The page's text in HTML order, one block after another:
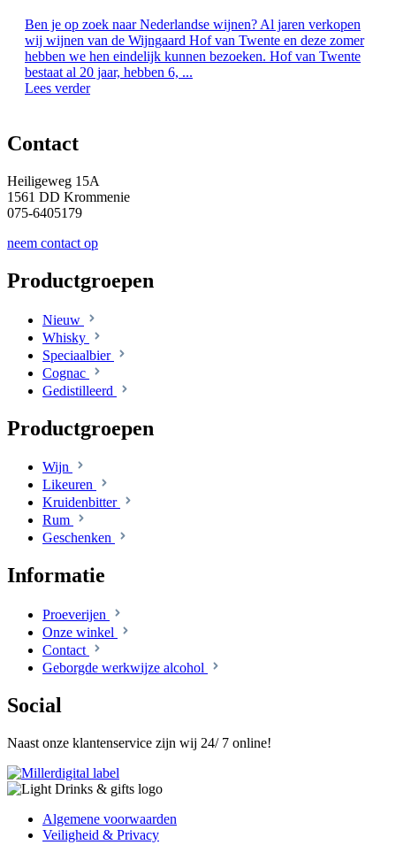
Ben je op zoek naar Nederlandse wijnen? Al jaren verkopen
wij wijnen van de Wijngaard Hof van Twente en deze zomer
hebben we hen eindelijk kunnen bezoeken. Hof van Twente
bestaat al 20 jaar, hebben 6, ...
Lees verder
Contact
Heiligeweg 15A
1561 DD Krommenie
075-6405179
neem contact op
Productgroepen
Nieuw
Whisky
Speciaalbier
Cognac
Gedistilleerd
Productgroepen
Wijn
Likeuren
Kruidenbitter
Rum
Geschenken
Informatie
Proeverijen
Onze winkel
Contact
Geborgde werkwijze alcohol
Social
Naast onze klantenservice zijn wij 24/ 7 online!
Algemene voorwaarden
Veiligheid & Privacy